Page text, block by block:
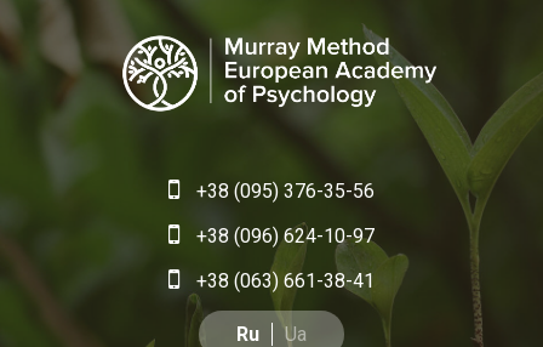
+38 (095) 376-35-56
+38 (096) 624-10-97
+38 (063) 661-38-41
Ru Ua